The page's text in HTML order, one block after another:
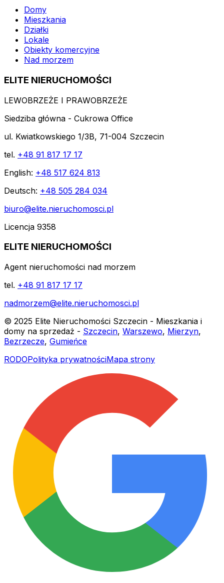
Domy
Mieszkania
Działki
Lokale
Obiekty komercyjne
Nad morzem
ELITE NIERUCHOMOŚCI
LEWOBRZEŻE I PRAWOBRZEŻE
Siedziba główna - Cukrowa Office
ul. Kwiatkowskiego 1/3B, 71-004 Szczecin
tel. +48 91 817 17 17
English: +48 517 624 813
Deutsch: +48 505 284 034
biuro@elite.nieruchomosci.pl
Licencja 9358
ELITE NIERUCHOMOŚCI
Agent nieruchomości nad morzem
tel. +48 91 817 17 17
nadmorzem@elite.nieruchomosci.pl
© 2025 Elite Nieruchomości Szczecin - Mieszkania i
domy na sprzedaż - Szczecin, Warszewo, Mierzyn,
Bezrzecze, Gumieńce
RODOPolityka prywatnościMapa strony